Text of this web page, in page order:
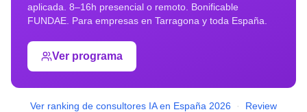
aplicada. 8–16h presencial o remoto. Bonificable
FUNDAE. Para empresas en Tarragona y toda España.
Ver programa
Ver ranking de consultores IA en España 2026 ·
Review